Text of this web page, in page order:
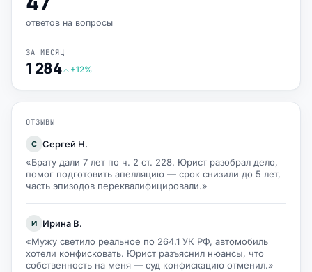
ответов на вопросы
ЗА МЕСЯЦ
1 284 +12%
ОТЗЫВЫ
С Сергей Н.
«Брату дали 7 лет по ч. 2 ст. 228. Юрист разобрал дело,
помог подготовить апелляцию — срок снизили до 5 лет,
часть эпизодов переквалифицировали.»
И
Ирина В.
«Мужу светило реальное по 264.1 УК РФ, автомобиль
хотели конфисковать. Юрист разъяснил нюансы, что
собственность на меня — суд конфискацию отменил.»